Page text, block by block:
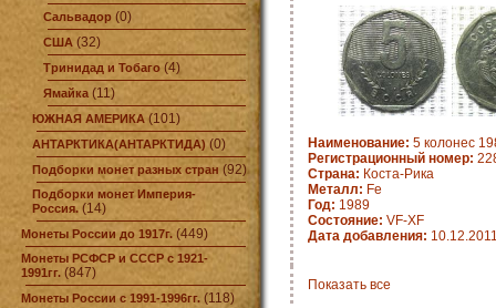
Сальвадор (0)
США (32)
Тринидад и Тобаго (4)
Ямайка (11)
ЮЖНАЯ АМЕРИКА (101)
АНТАРКТИКА(АНТАРКТИДА)(0)
Подборки монет разных стран (92)
Подборки монет Империя-
Россия. (14)
Монеты России до 1917г. (449)
Монеты РСФСР и СССР с 1921-
1991гг. (847)
Монеты России с 1991-1996гг. (118)
Наименование: 5 колонес
Регистрационный номер:
Страна: Коста-Рика
Металл: Fe
Год: 1989
Состояние: VF-XF
Дата добавления:
Показать все